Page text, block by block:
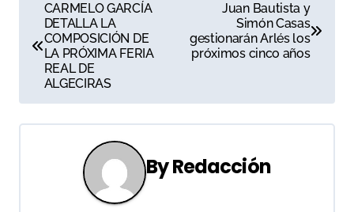
a
e
g
CARMELO GARCÍA
DETALLA LA
COMPOSICIÓN DE
LA PRÓXIMA FERIA
REAL DE
ALGECIRAS
Juan Bautista y
Simón Casas
gestionarán Arlés los
próximos cinco años
ByRedacción